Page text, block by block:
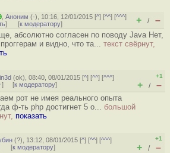
,Аноним (-), 10:16, 12/01/2015 [^] [^^] [^^^]
] [к модератору] + / –
абсолютно согласен по поводу Java Нет,
и видно, что та... текст свёрнут,
(ok), 08:40, 08/01/2015 [^] [^^] [^^^]
] [к модератору]
+1
+ / –
рот не имея реального опыта
ф-ть php достигнет 5 о... большой
показать
(?), 13:12, 08/01/2015 [^] [^^] [^^^]
[к модератору]
+1
+ / –